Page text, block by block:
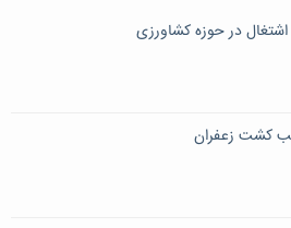
در حوزه کشاورزی
کشت زعفران